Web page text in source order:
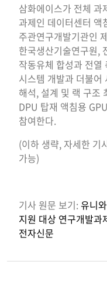
삼화에이스가 전체 과
과제인 데이터센터 액
주관연구개발기관인
한국생산기술연구원,
작동유체 합성과 전
시스템 개발과 더불어
해석, 설계 및 랙 구조
DPU 탑재 액침용
참여한다.
(이하 생략, 자세한 기
가능)
기사 원문 보기:유니
지원 대상 연구개발
전자신문